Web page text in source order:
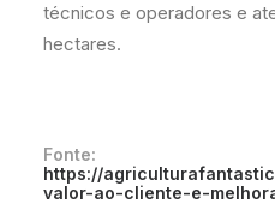
técnicos e operadores e
hectares.
Fonte:
https://
valor-ao-cliente-e-